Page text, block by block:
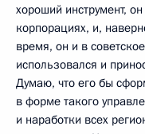
хороший инструмент,
корпорациях, и,
время, он и в
использовался и
Думаю, что его бы
в форме такого
и наработки всех